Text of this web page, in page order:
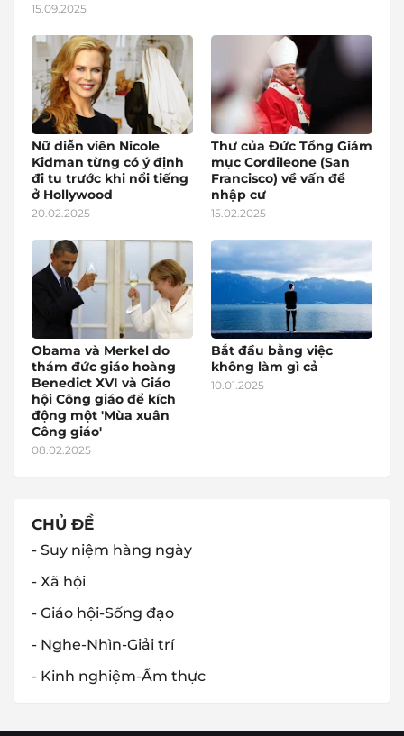
15.09.2025
Nữ diễn viên Nicole
Kidman từng có ý định
đi tu trước khi nổi tiếng
ở Hollywood
20.02.2025
Thư của Đức Tổng Giám
mục Cordileone (San
Francisco) về vấn đề
nhập cư
15.02.2025
Obama và Merkel do
thám đức giáo hoàng
Benedict XVI và Giáo
hội Công giáo để kích
động một 'Mùa xuân
Công giáo'
08.02.2025
Bắt đầu bằng việc
không làm gì cả
10.01.2025
CHỦ ĐỀ
- Suy niệm hàng ngày
- Xã hội
- Giáo hội-Sống đạo
- Nghe-Nhìn-Giải trí
- Kinh nghiệm-Ẩm thực